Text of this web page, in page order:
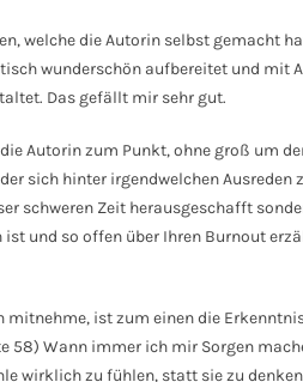
welche die Autorin selbst gemacht
wunderschön aufbereitet und mit
Das gefällt mir sehr gut.
Autorin zum Punkt, ohne groß um
sich hinter irgendwelchen
schweren Zeit herausgeschafft
und so offen über Ihren Burnout
mitnehme, ist zum einen die
58) Wann immer ich mir Sorgen
wirklich zu fühlen, statt sie zu